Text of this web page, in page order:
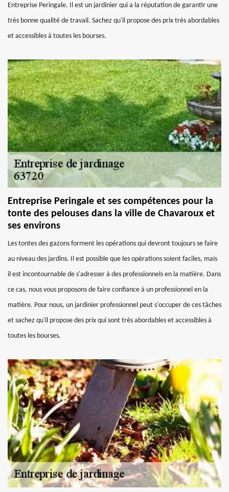
Entreprise Peringale. Il est un jardinier qui a la réputation de garantir une
très bonne qualité de travail. Sachez qu'il propose des prix très abordables
et accessibles à toutes les bourses.
Entreprise Peringale et ses compétences pour la
tonte des pelouses dans la ville de Chavaroux et
ses environs
Les tontes des gazons forment les opérations qui devront toujours se faire
au niveau des jardins. Il est possible que les opérations soient faciles, mais
il est incontournable de s'adresser à des professionnels en la matière. Dans
ce cas, nous vous proposons de faire confiance à un professionnel en la
matière. Pour nous, un jardinier professionnel peut s'occuper de ces tâches
et sachez qu'il propose des prix qui sont très abordables et accessibles à
toutes les bourses.